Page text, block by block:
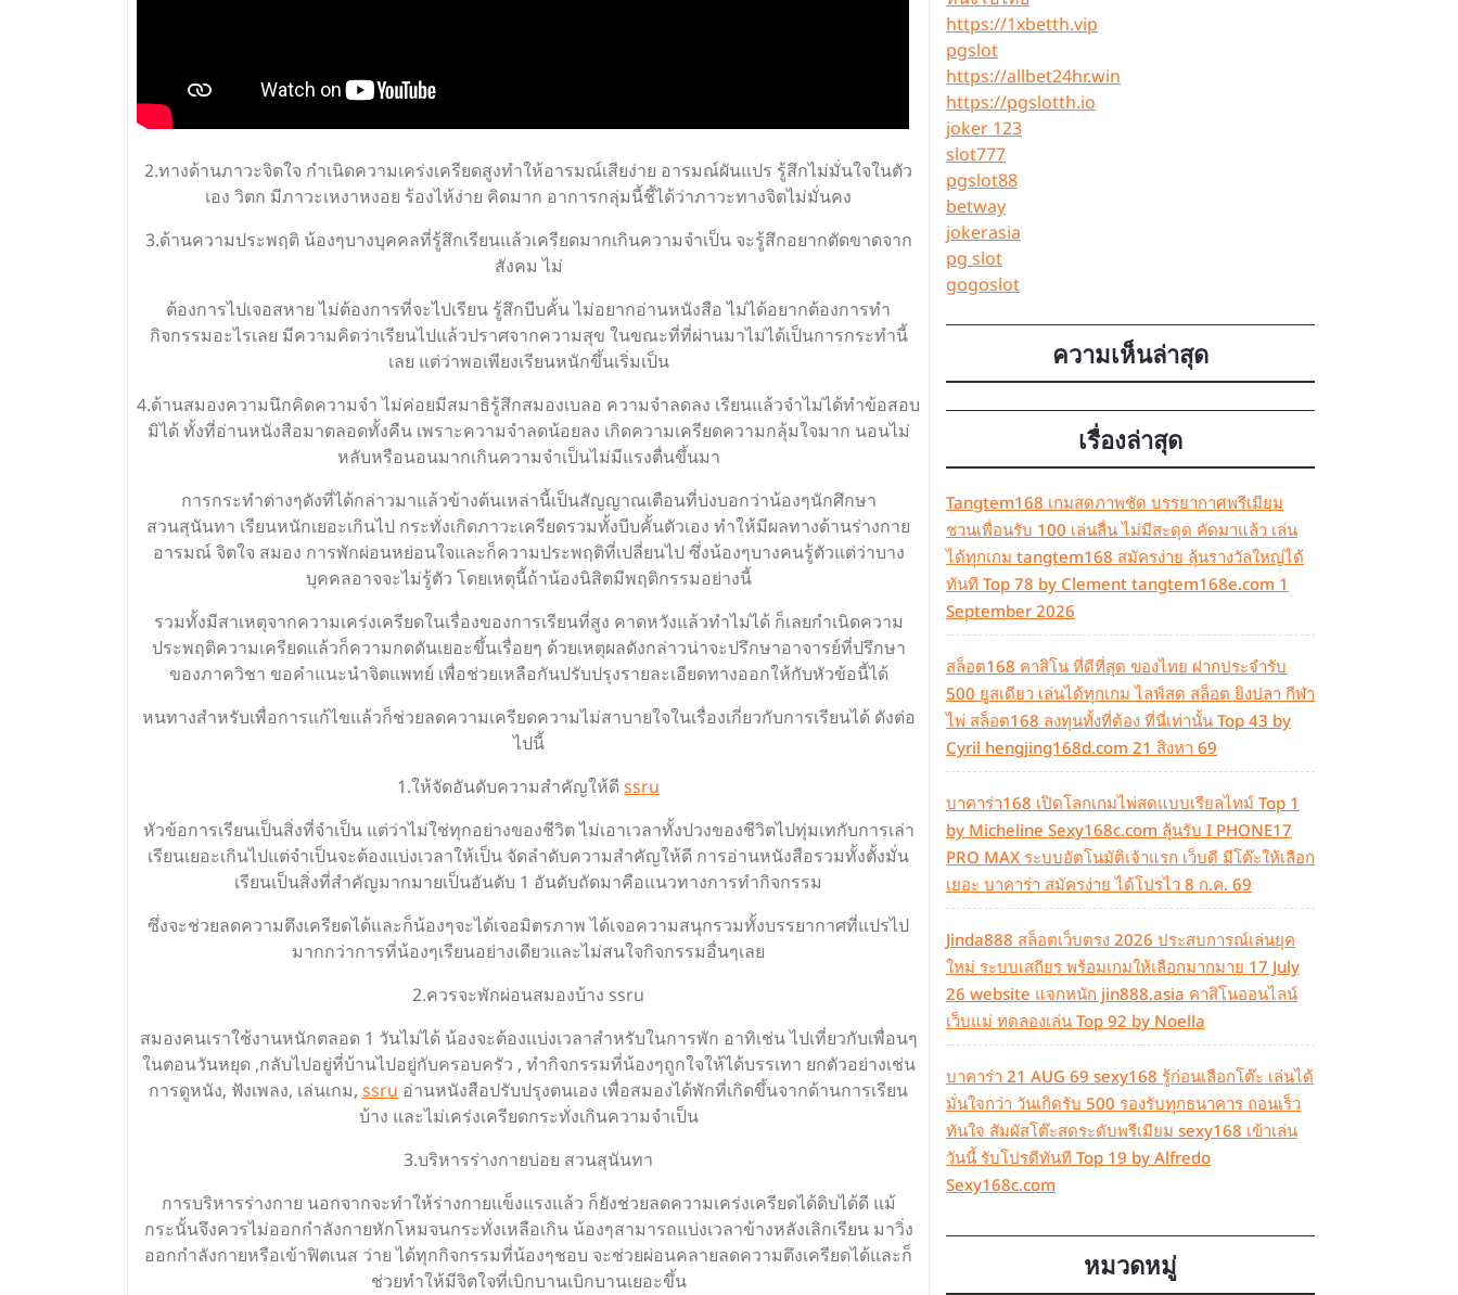
2.ทางด้านภาวะจิตใจ กำเนิดความเคร่งเครียดสูงทำให้อารมณ์เสียง่าย อารมณ์ผันแปร รู้สึกไม่มั่นใจในตัว
เอง วิตก มีภาวะเหงาหงอย ร้องไห้ง่าย คิดมาก อาการกลุ่มนี้ชี้ได้ว่าภาวะทางจิตไม่มั่นคง
3.ด้านความประพฤติ น้องๆบางบุคคลที่รู้สึกเรียนแล้วเครียดมากเกินความจำเป็น จะรู้สึกอยากตัดขาดจาก
สังคม ไม่
ต้องการไปเจอสหาย ไม่ต้องการที่จะไปเรียน รู้สึกบีบคั้น ไม่อยากอ่านหนังสือ ไม่ได้อยากต้องการทำ
กิจกรรมอะไรเลย มีความคิดว่าเรียนไปแล้วปราศจากความสุข ในขณะที่ที่ผ่านมาไม่ได้เป็นการกระทำนี้
เลย แต่ว่าพอเพียงเรียนหนักขึ้นเริ่มเป็น
4.ด้านสมองความนึกคิดความจำ ไม่ค่อยมีสมาธิรู้สึกสมองเบลอ ความจำลดลง เรียนแล้วจำไม่ได้ทำข้อสอบ
มิได้ ทั้งที่อ่านหนังสือมาตลอดทั้งคืน เพราะความจำลดน้อยลง เกิดความเครียดความกลุ้มใจมาก นอนไม่
หลับหรือนอนมากเกินความจำเป็นไม่มีแรงตื่นขึ้นมา
การกระทำต่างๆดังที่ได้กล่าวมาแล้วข้างต้นเหล่านี้เป็นสัญญาณเตือนที่บ่งบอกว่าน้องๆนักศึกษา
สวนสุนันทา เรียนหนักเยอะเกินไป กระทั่งเกิดภาวะเครียดรวมทั้งบีบคั้นตัวเอง ทำให้มีผลทางด้านร่างกาย
อารมณ์ จิตใจ สมอง การพักผ่อนหย่อนใจและก็ความประพฤติที่เปลี่ยนไป ซึ่งน้องๆบางคนรู้ตัวแต่ว่าบาง
บุคคลอาจจะไม่รู้ตัว โดยเหตุนี้ถ้าน้องนิสิตมีพฤติกรรมอย่างนี้
รวมทั้งมีสาเหตุจากความเคร่งเครียดในเรื่องของการเรียนที่สูง คาดหวังแล้วทำไม่ได้ ก็เลยกำเนิดความ
ประพฤติความเครียดแล้วก็ความกดดันเยอะขึ้นเรื่อยๆ ด้วยเหตุผลดังกล่าวน่าจะปรึกษาอาจารย์ที่ปรึกษา
ของภาควิชา ขอคำแนะนำจิตแพทย์ เพื่อช่วยเหลือกันปรับปรุงรายละเอียดทางออกให้กับหัวข้อนี้ได้
หนทางสำหรับเพื่อการแก้ไขแล้วก็ช่วยลดความเครียดความไม่สาบายใจในเรื่องเกี่ยวกับการเรียนได้ ดังต่อ
ไปนี้
1.ให้จัดอันดับความสำคัญให้ดี ssru
หัวข้อการเรียนเป็นสิ่งที่จำเป็น แต่ว่าไม่ใช่ทุกอย่างของชีวิต ไม่เอาเวลาทั้งปวงของชีวิตไปทุ่มเทกับการเล่า
เรียนเยอะเกินไปแต่จำเป็นจะต้องแบ่งเวลาให้เป็น จัดลำดับความสำคัญให้ดี การอ่านหนังสือรวมทั้งตั้งมั่น
เรียนเป็นสิ่งที่สำคัญมากมายเป็นอันดับ 1 อันดับถัดมาคือแนวทางการทำกิจกรรม
ซึ่งจะช่วยลดความตึงเครียดได้และก็น้องๆจะได้เจอมิตรภาพ ได้เจอความสนุกรวมทั้งบรรยากาศที่แปรไป
มากกว่าการที่น้องๆเรียนอย่างเดียวและไม่สนใจกิจกรรมอื่นๆเลย
2.ควรจะพักผ่อนสมองบ้าง ssru
สมองคนเราใช้งานหนักตลอด 1 วันไม่ได้ น้องจะต้องแบ่งเวลาสำหรับในการพัก อาทิเช่น ไปเที่ยวกับเพื่อนๆ
ในตอนวันหยุด ,กลับไปอยู่ที่บ้านไปอยู่กับครอบครัว , ทำกิจกรรมที่น้องๆถูกใจให้ได้บรรเทา ยกตัวอย่างเช่น
การดูหนัง, ฟังเพลง, เล่นเกม, ssru อ่านหนังสือปรับปรุงตนเอง เพื่อสมองได้พักที่เกิดขึ้นจากด้านการเรียน
บ้าง และไม่เคร่งเครียดกระทั่งเกินความจำเป็น
3.บริหารร่างกายบ่อย สวนสุนันทา
การบริหารร่างกาย นอกจากจะทำให้ร่างกายแข็งแรงแล้ว ก็ยังช่วยลดความเคร่งเครียดได้ดิบได้ดี แม้
กระนั้นจึงควรไม่ออกกำลังกายหักโหมจนกระทั่งเหลือเกิน น้องๆสามารถแบ่งเวลาข้างหลังเลิกเรียน มาวิ่ง
ออกกำลังกายหรือเข้าฟิตเนส ว่าย ได้ทุกกิจกรรมที่น้องๆชอบ จะช่วยผ่อนคลายลดความตึงเครียดได้และก็
ช่วยทำให้มีจิตใจที่เบิกบานเบิกบานเยอะขึ้น
https://1xbetth.vip
pgslot
https://allbet24hr.win
https://pgslotth.io
joker 123
slot777
pgslot88
betway
jokerasia
pg slot
gogoslot
ความเห็นล่าสุด
เรื่องล่าสุด
Tangtem168 เกมสดภาพชัด บรรยากาศพรีเมียม
ชวนเพื่อนรับ 100 เล่นลื่น ไม่มีสะดุด คัดมาแล้ว เล่น
ได้ทุกเกม tangtem168 สมัครง่าย ลุ้นรางวัลใหญ่ได้
ทันที Top 78 by Clement tangtem168e.com 1
September 2026
สล็อต168 คาสิโน ที่ดีที่สุด ของไทย ฝากประจำรับ
500 ยูสเดียว เล่นได้ทุกเกม ไลฟ์สด สล็อต ยิงปลา กีฬา
ไพ่ สล็อต168 ลงทุนทั้งที่ต้อง ที่นี่เท่านั้น Top 43 by
Cyril hengjing168d.com 21 สิงหา 69
บาคาร่า168 เปิดโลกเกมไพ่สดแบบเรียลไทม์ Top 1
by Micheline Sexy168c.com ลุ้นรับ I PHONE17
PRO MAX ระบบอัตโนมัติเจ้าแรก เว็บดี มีโต๊ะให้เลือก
เยอะ บาคาร่า สมัครง่าย ได้โปรไว 8 ก.ค. 69
Jinda888 สล็อตเว็บตรง 2026 ประสบการณ์เล่นยุค
ใหม่ ระบบเสถียร พร้อมเกมให้เลือกมากมาย 17 July
26 website แจกหนัก jin888.asia คาสิโนออนไลน์
เว็บแม่ ทดลองเล่น Top 92 by Noella
บาคาร่า 21 AUG 69 sexy168 รู้ก่อนเลือกโต๊ะ เล่นได้
มั่นใจกว่า วันเกิดรับ 500 รองรับทุกธนาคาร ถอนเร็ว
ทันใจ สัมผัสโต๊ะสดระดับพรีเมียม sexy168 เข้าเล่น
วันนี้ รับโปรดีทันที Top 19 by Alfredo
Sexy168c.com
หมวดหมู่